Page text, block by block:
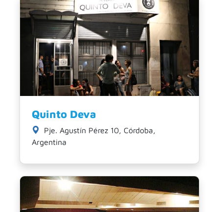
Quinto Deva
Pje. Agustín Pérez 10, Córdoba,
Argentina